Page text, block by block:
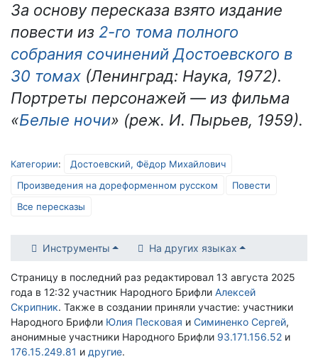
За основу пересказа взято издание
повести из 2-го тома полного
собрания сочинений Достоевского в
30 томах (Ленинград: Наука, 1972).
Портреты персонажей — из фильма
«Белые ночи» (реж. И. Пырьев, 1959).
Категории:
Достоевский, Фёдор Михайлович
Произведения на дореформенном русском
Повести
Все пересказы
Инструменты На других языках
Страницу в последний раз редактировал 13 августа 2025
года в 12:32 участник Народного Брифли Алексей
Скрипник. Также в создании приняли участие: участники
Народного Брифли Юлия Песковая и Симиненко Сергей,
анонимные участники Народного Брифли 93.171.156.52 и
176.15.249.81 и другие.